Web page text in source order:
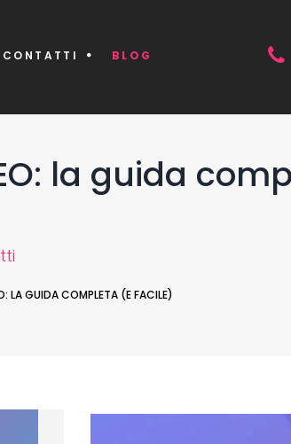
CONTATTI BLOG
la guida
LA GUIDA COMPLETA (E FACILE)